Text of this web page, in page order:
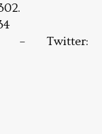
– Twitter: